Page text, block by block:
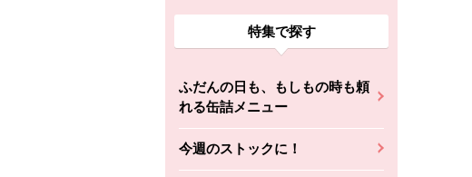
特集で探す
ふだんの日も、もしもの時も頼
れる缶詰メニュー
今週のストックに！